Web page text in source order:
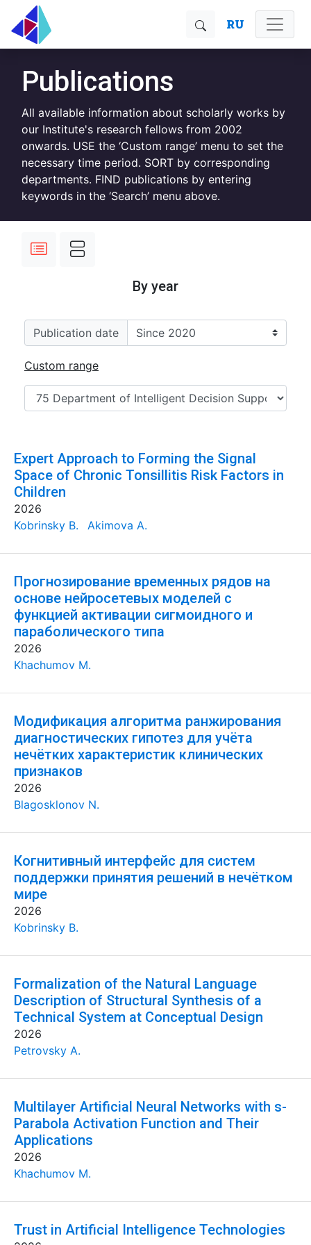
RU
Publications
All available information about scholarly works by
our Institute's research fellows from 2002
onwards. USE the ‘Custom range’ menu to set the
necessary time period. SORT by corresponding
departments. FIND publications by entering
keywords in the ‘Search’ menu above.
By year
Publication date
Custom range
Expert Approach to Forming the Signal
Space of Chronic Tonsillitis Risk Factors in
Children
2026
Kobrinsky B.
Akimova A.
Прогнозирование временных рядов на
основе нейросетевых моделей с
функцией активации сигмоидного и
параболического типа
2026
Khachumov M.
Модификация алгоритма ранжирования
диагностических гипотез для учёта
нечётких характеристик клинических
признаков
2026
Blagosklonov N.
Когнитивный интерфейс для систем
поддержки принятия решений в нечётком
мире
2026
Kobrinsky B.
Formalization of the Natural Language
Description of Structural Synthesis of a
Technical System at Conceptual Design
2026
Petrovsky A.
Multilayer Artificial Neural Networks with s-
Parabola Activation Function and Their
Applications
2026
Khachumov M.
Trust in Artificial Intelligence Technologies